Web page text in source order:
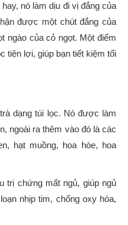
nó làm dịu đi vị đắng của
được một chút đắng của
ngào của cỏ ngọt. Một điểm
tiện lợi, giúp bạn tiết kiệm tối
dạng túi lọc. Nó được làm
ngoài ra thêm vào đó là các
hạt muồng, hoa hòe, hoa
trị chứng mất ngủ, giúp ngủ
nhịp tim, chống oxy hóa,